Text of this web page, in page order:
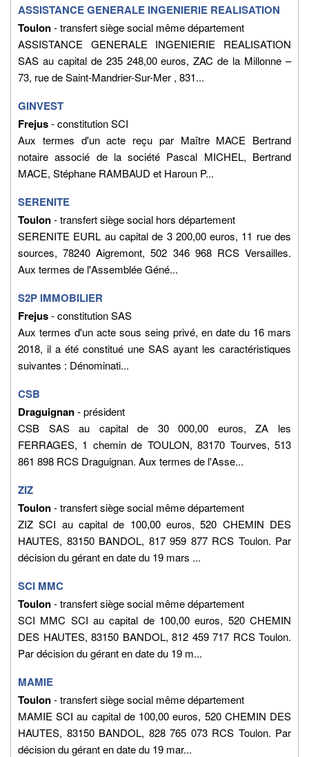
ASSISTANCE GENERALE INGENIERIE REALISATION
Toulon- transfert siège social même département
ASSISTANCE GENERALE INGENIERIE REALISATION
SAS au capital de 235 248,00 euros, ZAC de la Millonne –
73, rue de Saint-Mandrier-Sur-Mer , 831...
GINVEST
Frejus- constitution SCI
Aux termes d'un acte reçu par Maître MACE Bertrand
notaire associé de la société Pascal MICHEL, Bertrand
MACE, Stéphane RAMBAUD et Haroun P...
SERENITE
Toulon- transfert siège social hors département
SERENITE EURL au capital de 3 200,00 euros, 11 rue des
sources, 78240 Aigremont, 502 346 968 RCS Versailles.
Aux termes de l'Assemblée Géné...
S2P IMMOBILIER
Frejus- constitution SAS
Aux termes d'un acte sous seing privé, en date du 16 mars
2018, il a été constitué une SAS ayant les caractéristiques
suivantes : Dénominati...
CSB
Draguignan- président
CSB SAS au capital de 30 000,00 euros, ZA les
FERRAGES, 1 chemin de TOULON, 83170 Tourves, 513
861 898 RCS Draguignan. Aux termes de l'Asse...
ZIZ
Toulon- transfert siège social même département
ZIZ SCI au capital de 100,00 euros, 520 CHEMIN DES
HAUTES, 83150 BANDOL, 817 959 877 RCS Toulon. Par
décision du gérant en date du 19 mars ...
SCI MMC
Toulon- transfert siège social même département
SCI MMC SCI au capital de 100,00 euros, 520 CHEMIN
DES HAUTES, 83150 BANDOL, 812 459 717 RCS Toulon.
Par décision du gérant en date du 19 m...
MAMIE
Toulon- transfert siège social même département
MAMIE SCI au capital de 100,00 euros, 520 CHEMIN DES
HAUTES, 83150 BANDOL, 828 765 073 RCS Toulon. Par
décision du gérant en date du 19 mar...